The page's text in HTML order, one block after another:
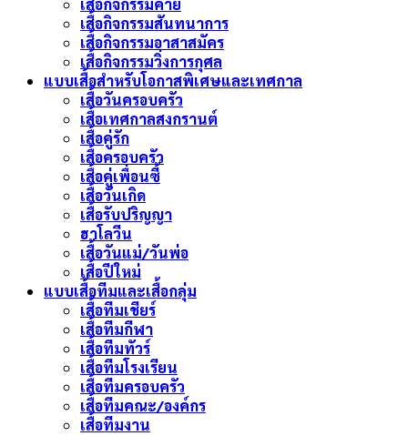
เสื้อกิจกรรมค่าย
เสื้อกิจกรรมสันทนาการ
เสื้อกิจกรรมอาสาสมัคร
เสื้อกิจกรรมวิ่งการกุศล
แบบเสื้อสำหรับโอกาสพิเศษและเทศกาล
เสื้อวันครอบครัว
เสื้อเทศกาลสงกรานต์
เสื้อคู่รัก
เสื้อครอบครัว
เสื้อคู่เพื่อนซี้
เสื้อวันเกิด
เสื้อรับปริญญา
ฮาโลวีน
เสื้อวันแม่/วันพ่อ
เสื้อปีใหม่
แบบเสื้อทีมและเสื้อกลุ่ม
เสื้อทีมเชียร์
เสื้อทีมกีฬา
เสื้อทีมทัวร์
เสื้อทีมโรงเรียน
เสื้อทีมครอบครัว
เสื้อทีมคณะ/องค์กร
เสื้อทีมงาน